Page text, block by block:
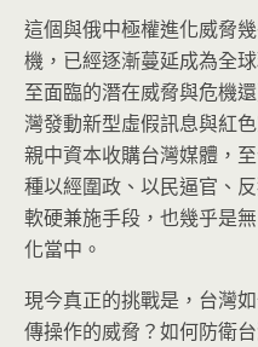
這個與俄中極權進化威脅
機，已經逐漸蔓延成為全
至面臨的潛在威脅與危機
灣發動新型虛假訊息與紅
親中資本收購台灣媒體，
種以經圍政、以民逼官、
軟硬兼施手段，也幾乎是
化當中。
現今真正的挑戰是，台灣
傳操作的威脅？如何防衛